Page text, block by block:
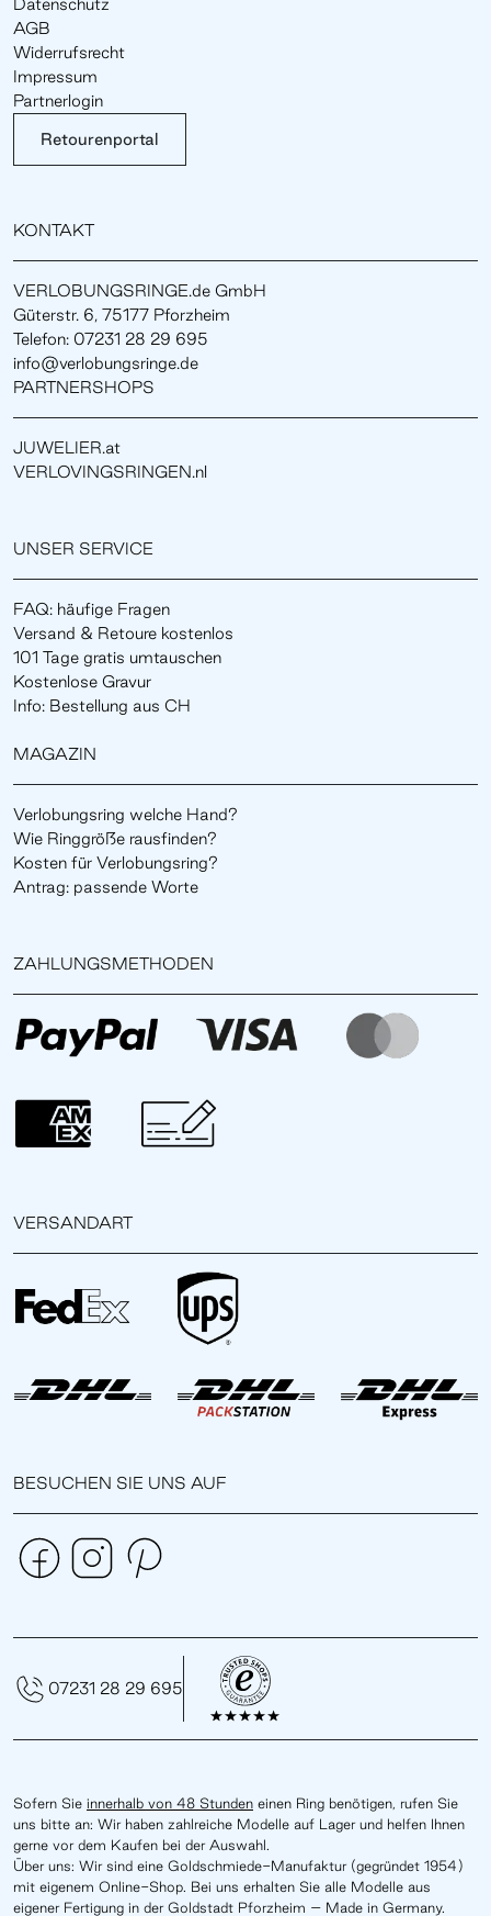
AGB
Widerrufsrecht
Impressum
Partnerlogin
Retourenportal
KONTAKT
VERLOBUNGSRINGE.de GmbH
Güterstr. 6, 75177 Pforzheim
Telefon: 07231 28 29 695
info@verlobungsringe.de
PARTNERSHOPS
JUWELIER.at
VERLOVINGSRINGEN.nl
UNSER SERVICE
FAQ: häufige Fragen
Versand & Retoure kostenlos
101 Tage gratis umtauschen
Kostenlose Gravur
Info: Bestellung aus CH
MAGAZIN
Verlobungsring welche Hand?
Wie Ringgröße rausfinden?
Kosten für Verlobungsring?
Antrag: passende Worte
ZAHLUNGSMETHODEN
VERSANDART
BESUCHEN SIE UNS AUF
Sofern Sie innerhalb von 48 Stunden einen Ring benötigen, rufen Sie
uns bitte an: Wir haben zahlreiche Modelle auf Lager und helfen Ihnen
gerne vor dem Kaufen bei der Auswahl.
Über uns: Wir sind eine Goldschmiede-Manufaktur (gegründet 1954)
mit eigenem Online-Shop. Bei uns erhalten Sie alle Modelle aus
eigener Fertigung in der Goldstadt Pforzheim – Made in Germany.
07231 28 29 695